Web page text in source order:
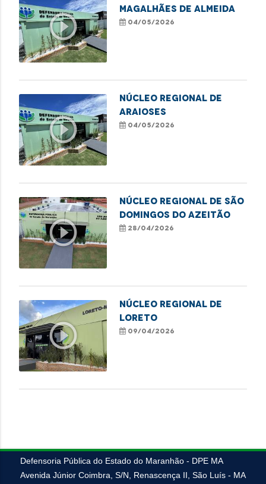
play_circle_outline
MAGALHÃES DE ALMEIDA
04/05/2026
play_circle_outline
NÚCLEO REGIONAL DE
ARAIOSES
04/05/2026
play_circle_outline
Núcleo Regional de São
Domingos do Azeitão
28/04/2026
play_circle_outline
Núcleo Regional de
Loreto
09/04/2026
Defensoria Pública do Estado do Maranhão - DPE MA
Avenida Júnior Coimbra, S/N, Renascença II, São Luís - MA